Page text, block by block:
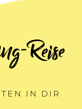
Reise
IN DIR